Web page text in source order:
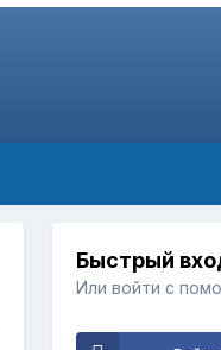
Быстрый
Или войти с